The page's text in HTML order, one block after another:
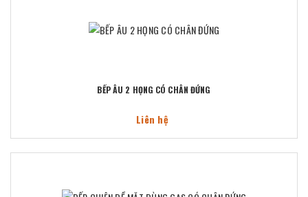
BẾP ÂU 2 HỌNG CÓ CHÂN ĐỨNG
Liên hệ